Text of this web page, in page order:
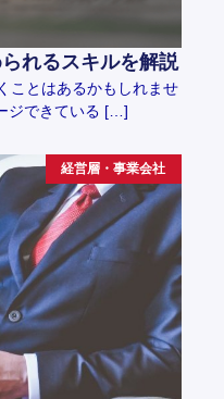
れるスキルを解説
ことはあるかもしれませ
ジできている […]
経営層・事業会社